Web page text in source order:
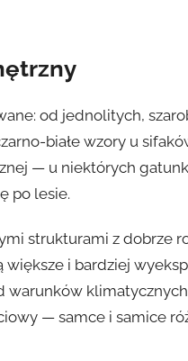
od jednolitych,
białe wzory u
— u niektórych
po lesie.
strukturami z dobrze
większe i bardziej
warunków
— samce i samice